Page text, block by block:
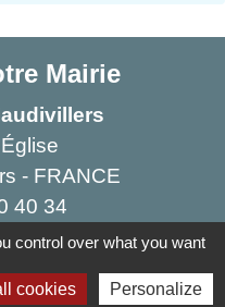
Mairie
- FRANCE
40 34
control over what you want
cookies Personalize